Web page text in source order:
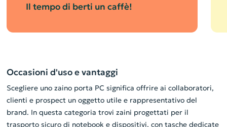
Il tempo di berti un caffè!
Occasioni d'uso e vantaggi
Scegliere uno zaino porta PC significa offrire ai collaboratori,
clienti e prospect un oggetto utile e rappresentativo del
brand. In questa categoria trovi zaini progettati per il
trasporto sicuro di notebook e dispositivi, con tasche dedicate